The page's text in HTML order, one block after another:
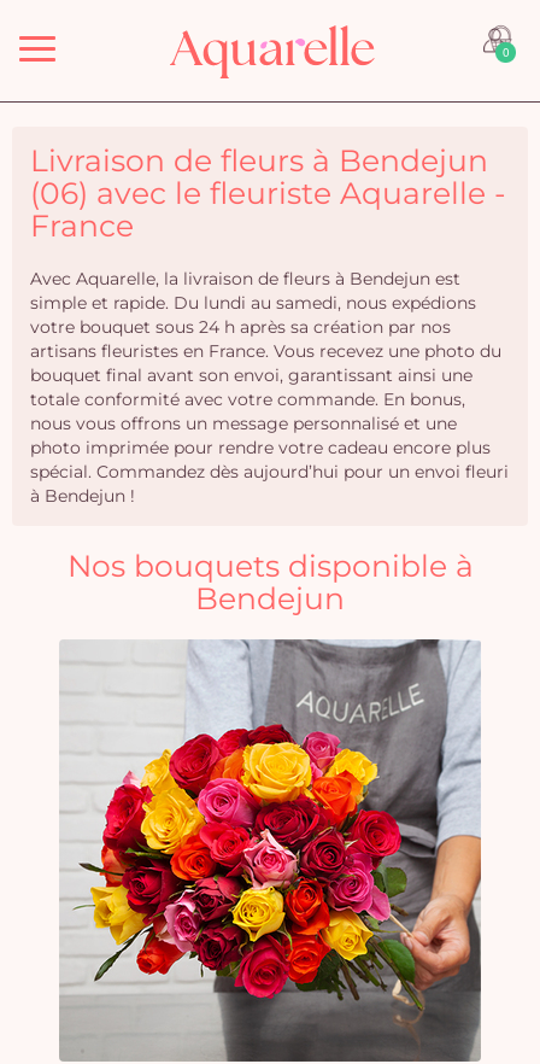
Menu 0
Livraison de fleurs à Bendejun
(06) avec le fleuriste Aquarelle -
France
Avec Aquarelle, la livraison de fleurs à Bendejun est
simple et rapide. Du lundi au samedi, nous expédions
votre bouquet sous 24 h après sa création par nos
artisans fleuristes en France. Vous recevez une photo du
bouquet final avant son envoi, garantissant ainsi une
totale conformité avec votre commande. En bonus,
nous vous offrons un message personnalisé et une
photo imprimée pour rendre votre cadeau encore plus
spécial. Commandez dès aujourd’hui pour un envoi fleuri
à Bendejun !
Nos bouquets disponible à
Bendejun